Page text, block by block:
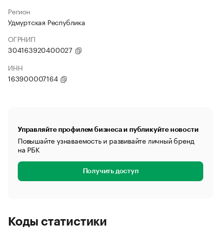
Регион
Удмуртская Республика
ОГРНИП
304163920400027
ИНН
163900007164
Управляйте профилем бизнеса и публикуйте новости
Повышайте узнаваемость и развивайте личный бренд
на РБК
Получить доступ
Коды статистики